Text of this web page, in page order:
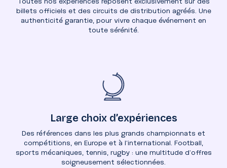
billets officiels et des circuits de distribution agréés. Une
authenticité garantie, pour vivre chaque événement en
toute sérénité.
Large choix d’expériences
Des références dans les plus grands championnats et
compétitions, en Europe et à l’international. Football,
sports mécaniques, tennis, rugby : une multitude d’offres
soigneusement sélectionnées.